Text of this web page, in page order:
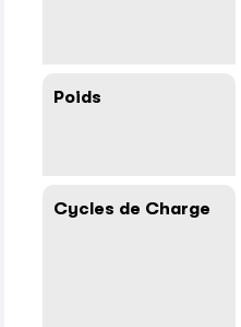
Poids
Cycles de Charge